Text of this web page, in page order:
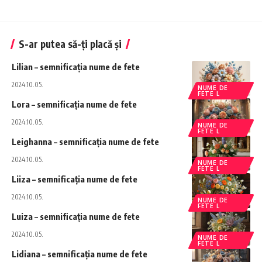
S-ar putea să-ți placă și
NUME DE
FETE L
Lilian – semnificația nume de fete
2024.10.05.
NUME DE
FETE L
Lora – semnificația nume de fete
2024.10.05.
NUME DE
FETE L
Leighanna – semnificația nume de fete
2024.10.05.
NUME DE
FETE L
Liiza – semnificația nume de fete
2024.10.05.
NUME DE
FETE L
Luiza – semnificația nume de fete
2024.10.05.
Lidiana – semnificația nume de fete